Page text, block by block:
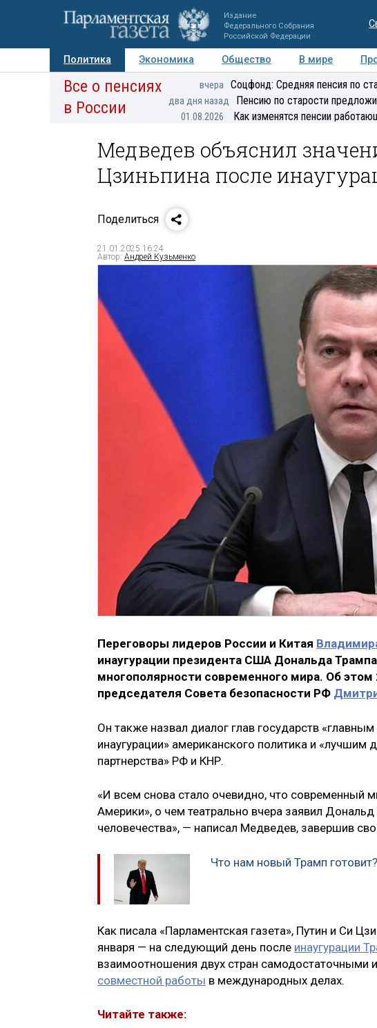
Издание
Федерального Собрания
Российской Федерации
Политика Экономика Общество В мире
Авторы Персоны Мнения Регионы
Все о пенсиях
в России
вчера Соцфонд: Средняя пенсия по
два дня назад Пенсию по старости
01.08.2026 Как изменятся пенсии
Медведев объяснил
Цзиньпина после
Поделиться
21.01.2025 16:24
Автор: Андрей Кузьменко
Переговоры лидеров России и Китая
инаугурации президента США Дональда
многополярности современного мира. Об этом
председателя Совета безопасности РФ
Он также назвал диалог глав государств
инаугурации» американского политика и «лучшим
партнерства» РФ и КНР.
«И всем снова стало очевидно, что современный
Америки», о чем театрально вчера заявил
человечества», — написал Медведев, завершив
Что нам новый Трамп готовит?
Как писала «Парламентская газета», Путин и Си
января — на следующий день после инаугурации
взаимоотношения двух стран самодостаточными
совместной работы в международных делах.
Читайте также: